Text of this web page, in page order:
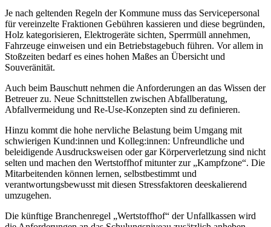
Je nach geltenden Regeln der Kommune muss das Servicepersonal
für vereinzelte Fraktionen Gebühren kassieren und diese begründen,
Holz kategorisieren, Elektrogeräte sichten, Sperrmüll annehmen,
Fahrzeuge einweisen und ein Betriebstagebuch führen. Vor allem in
Stoßzeiten bedarf es eines hohen Maßes an Übersicht und
Souveränität.
Auch beim Bauschutt nehmen die Anforderungen an das Wissen der
Betreuer zu. Neue Schnittstellen zwischen Abfallberatung,
Abfallvermeidung und Re-Use-Konzepten sind zu definieren.
Hinzu kommt die hohe nervliche Belastung beim Umgang mit
schwierigen Kund:innen und Kolleg:innen: Unfreundliche und
beleidigende Ausdrucksweisen oder gar Körperverletzung sind nicht
selten und machen den Wertstoffhof mitunter zur „Kampfzone“. Die
Mitarbeitenden können lernen, selbstbestimmt und
verantwortungsbewusst mit diesen Stressfaktoren deeskalierend
umzugehen.
Die künftige Branchenregel „Wertstoffhof“ der Unfallkassen wird